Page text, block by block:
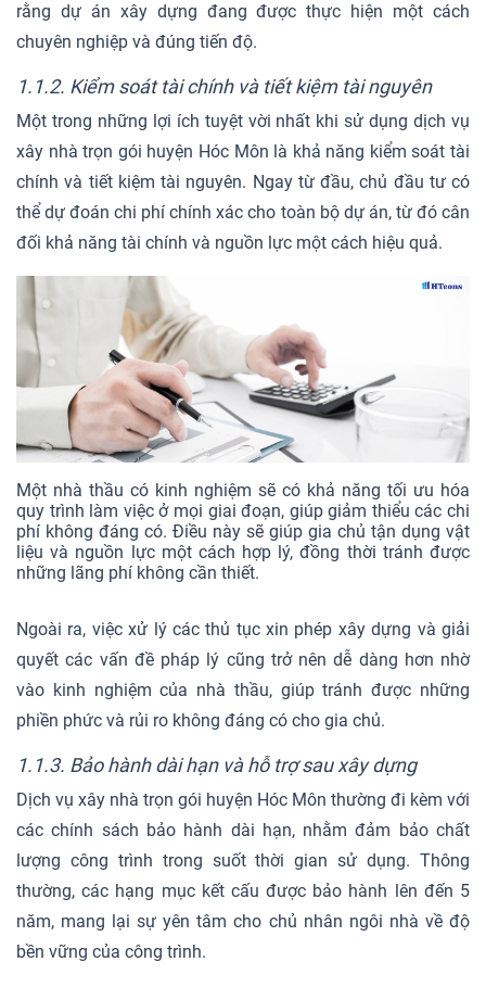
rằng dự án xây dựng đang được thực hiện một cách
chuyên nghiệp và đúng tiến độ.
1.1.2. Kiểm soát tài chính và tiết kiệm tài nguyên
Một trong những lợi ích tuyệt vời nhất khi sử dụng dịch vụ
xây nhà trọn gói huyện Hóc Môn là khả năng kiểm soát tài
chính và tiết kiệm tài nguyên. Ngay từ đầu, chủ đầu tư có
thể dự đoán chi phí chính xác cho toàn bộ dự án, từ đó cân
đối khả năng tài chính và nguồn lực một cách hiệu quả.
Một nhà thầu có kinh nghiệm sẽ có khả năng tối ưu hóa
quy trình làm việc ở mọi giai đoạn, giúp giảm thiểu các chi
phí không đáng có. Điều này sẽ giúp gia chủ tận dụng vật
liệu và nguồn lực một cách hợp lý, đồng thời tránh được
những lãng phí không cần thiết.
Ngoài ra, việc xử lý các thủ tục xin phép xây dựng và giải
quyết các vấn đề pháp lý cũng trở nên dễ dàng hơn nhờ
vào kinh nghiệm của nhà thầu, giúp tránh được những
phiền phức và rủi ro không đáng có cho gia chủ.
1.1.3. Bảo hành dài hạn và hỗ trợ sau xây dựng
Dịch vụ xây nhà trọn gói huyện Hóc Môn thường đi kèm với
các chính sách bảo hành dài hạn, nhằm đảm bảo chất
lượng công trình trong suốt thời gian sử dụng. Thông
thường, các hạng mục kết cấu được bảo hành lên đến 5
năm, mang lại sự yên tâm cho chủ nhân ngôi nhà về độ
bền vững của công trình.